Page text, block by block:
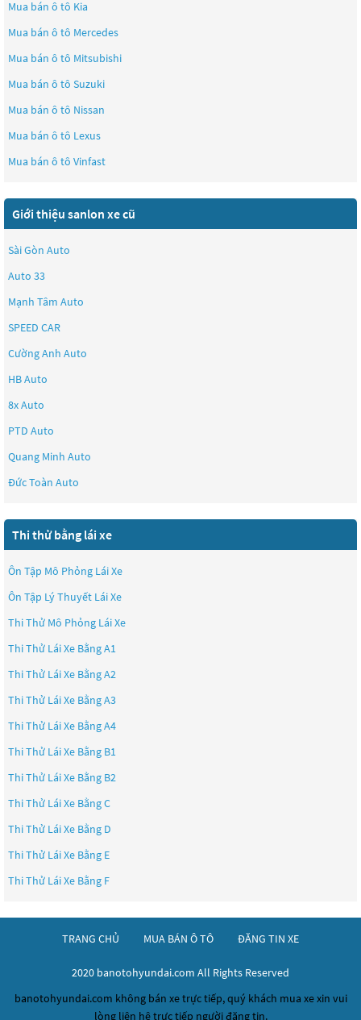
Mua bán ô tô Kia
Mua bán ô tô Mercedes
Mua bán ô tô Mitsubishi
Mua bán ô tô Suzuki
Mua bán ô tô Nissan
Mua bán ô tô Lexus
Mua bán ô tô Vinfast
Giới thiệu sanlon xe cũ
Sài Gòn Auto
Auto 33
Mạnh Tâm Auto
SPEED CAR
Cường Anh Auto
HB Auto
8x Auto
PTD Auto
Quang Minh Auto
Đức Toàn Auto
Thi thử bằng lái xe
Ôn Tập Mô Phỏng Lái Xe
Ôn Tập Lý Thuyết Lái Xe
Thi Thử Mô Phỏng Lái Xe
Thi Thử Lái Xe Bằng A1
Thi Thử Lái Xe Bằng A2
Thi Thử Lái Xe Bằng A3
Thi Thử Lái Xe Bằng A4
Thi Thử Lái Xe Bằng B1
Thi Thử Lái Xe Bằng B2
Thi Thử Lái Xe Bằng C
Thi Thử Lái Xe Bằng D
Thi Thử Lái Xe Bằng E
Thi Thử Lái Xe Bằng F
TRANG CHỦ MUA BÁN Ô TÔ ĐĂNG TIN XE
2020 banotohyundai.com All Rights Reserved
banotohyundai.com không bán xe trực tiếp, quý khách mua xe xin vui
lòng liên hệ trực tiếp người đăng tin.